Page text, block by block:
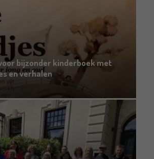
bijzonder kinderboek met
en verhalen